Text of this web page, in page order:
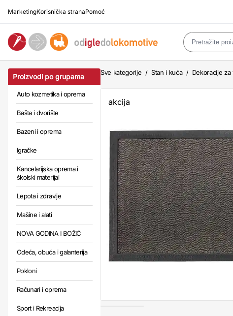
MarketingKorisnička stranaPomoć
Proizvodi po grupama
Auto kozmetika i oprema
Bašta i dvorište
Bazeni i oprema
Igračke
Kancelarijska oprema i
školski materijal
Lepota i zdravlje
Mašine i alati
NOVA GODINA I BOŽIĆ
Odeća, obuća i galanterija
Pokloni
Računari i oprema
Sport i Rekreacija
Sve kategorije / Stan i kuća / Dekoracije za
akcija